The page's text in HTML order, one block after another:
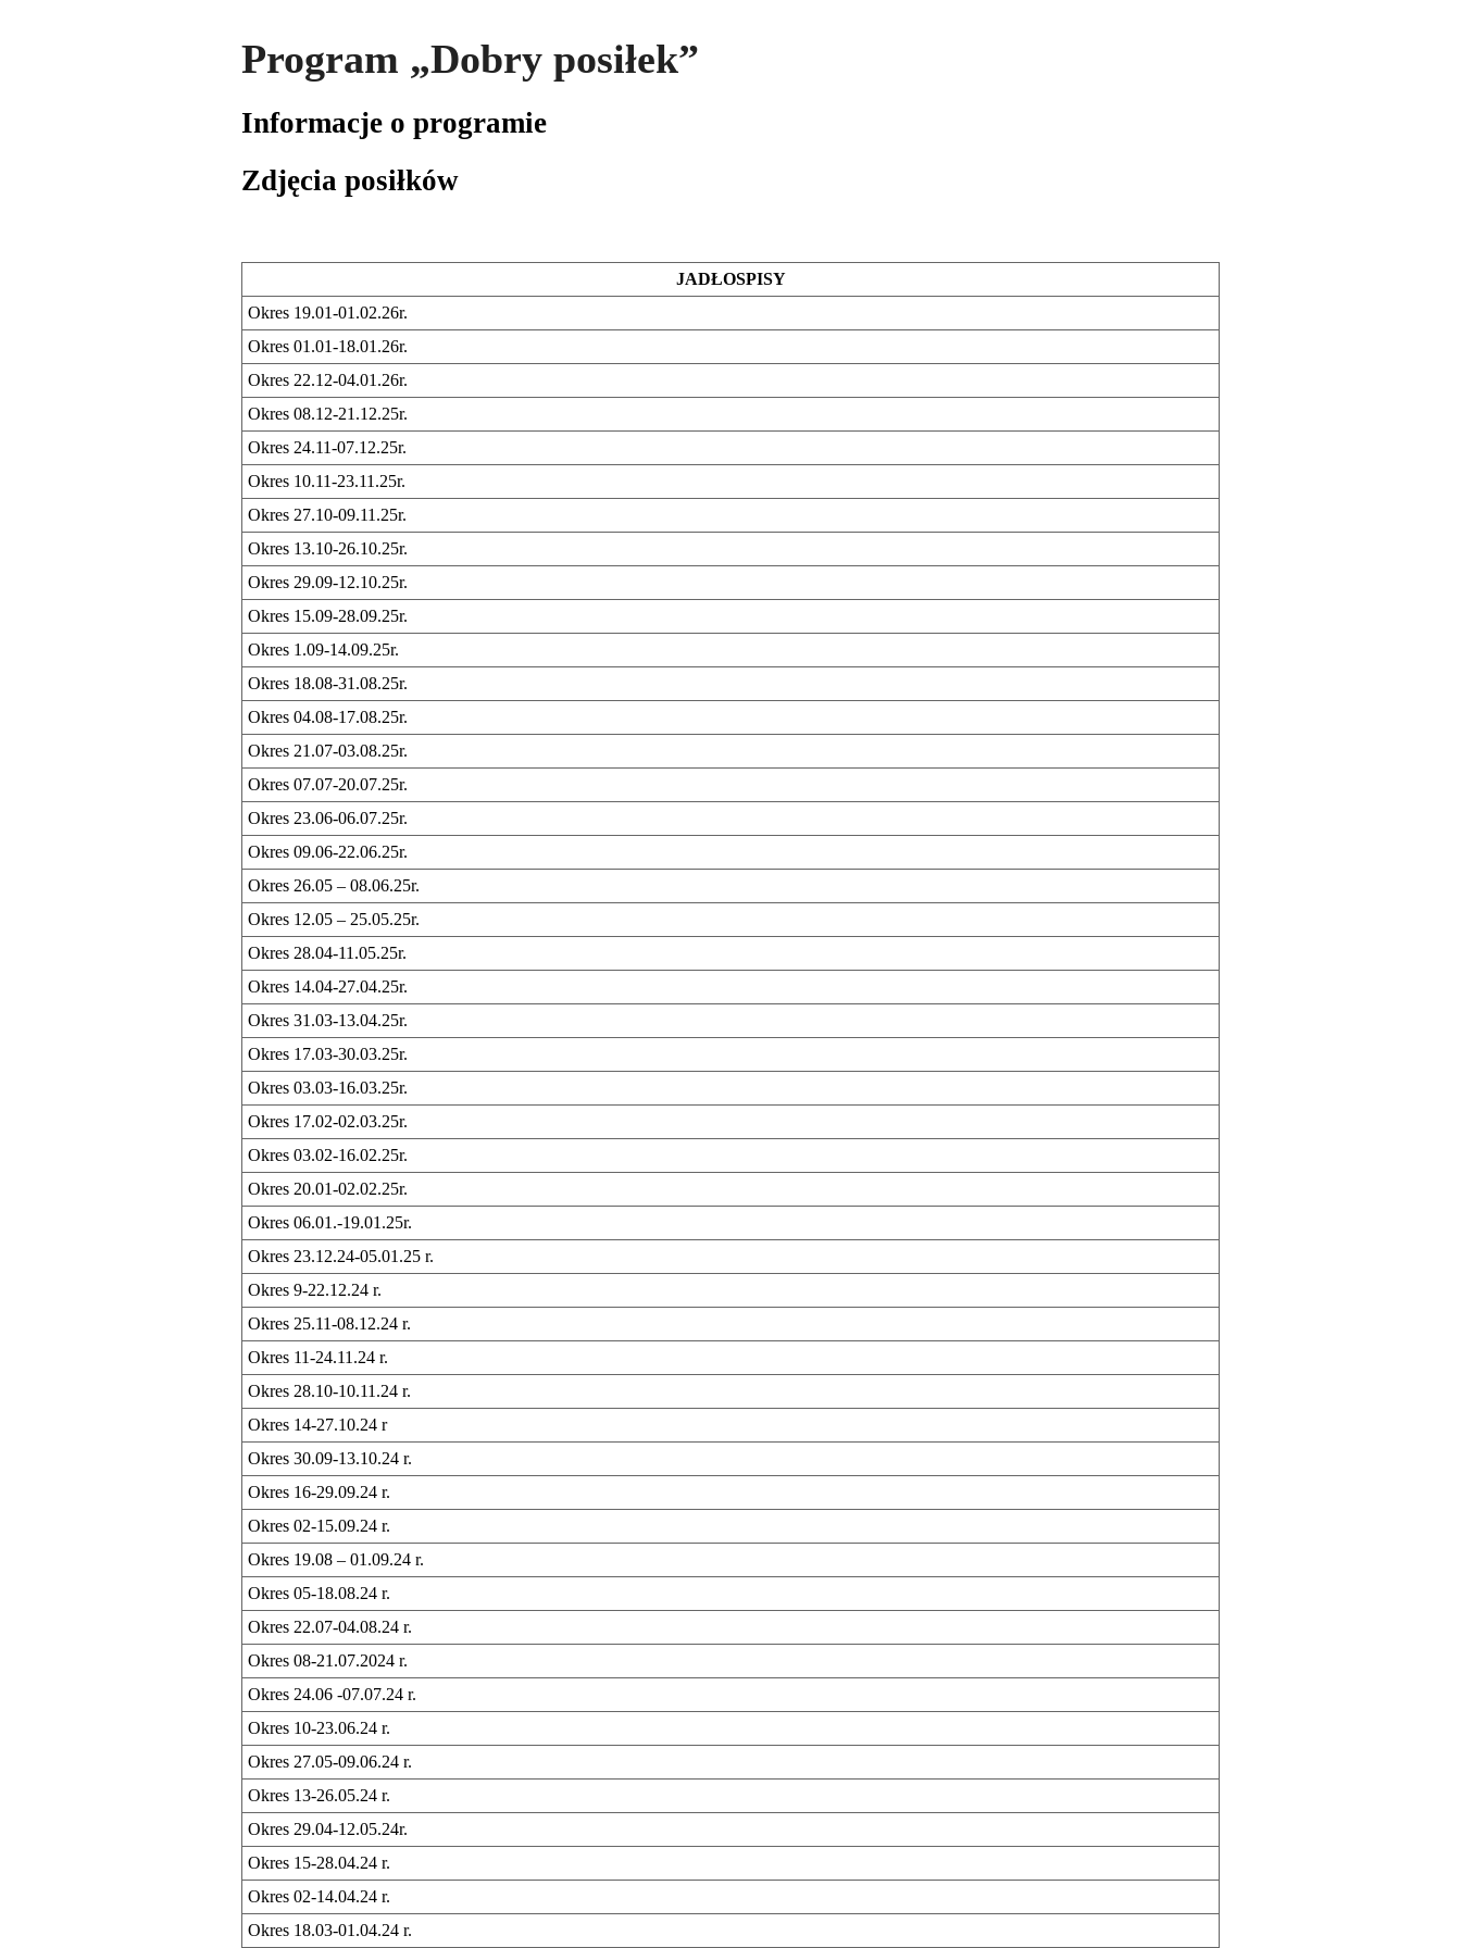
Program „Dobry posiłek”
Informacje o programie
Zdjęcia posiłków
JADŁOSPISY
Okres 19.01-01.02.26r.
Okres 01.01-18.01.26r.
Okres 22.12-04.01.26r.
Okres 08.12-21.12.25r.
Okres 24.11-07.12.25r.
Okres 10.11-23.11.25r.
Okres 27.10-09.11.25r.
Okres 13.10-26.10.25r.
Okres 29.09-12.10.25r.
Okres 15.09-28.09.25r.
Okres 1.09-14.09.25r.
Okres 18.08-31.08.25r.
Okres 04.08-17.08.25r.
Okres 21.07-03.08.25r.
Okres 07.07-20.07.25r.
Okres 23.06-06.07.25r.
Okres 09.06-22.06.25r.
Okres 26.05 – 08.06.25r.
Okres 12.05 – 25.05.25r.
Okres 28.04-11.05.25r.
Okres 14.04-27.04.25r.
Okres 31.03-13.04.25r.
Okres 17.03-30.03.25r.
Okres 03.03-16.03.25r.
Okres 17.02-02.03.25r.
Okres 03.02-16.02.25r.
Okres 20.01-02.02.25r.
Okres 06.01.-19.01.25r.
Okres 23.12.24-05.01.25 r.
Okres 9-22.12.24 r.
Okres 25.11-08.12.24 r.
Okres 11-24.11.24 r.
Okres 28.10-10.11.24 r.
Okres 14-27.10.24 r
Okres 30.09-13.10.24 r.
Okres 16-29.09.24 r.
Okres 02-15.09.24 r.
Okres 19.08 – 01.09.24 r.
Okres 05-18.08.24 r.
Okres 22.07-04.08.24 r.
Okres 08-21.07.2024 r.
Okres 24.06 -07.07.24 r.
Okres 10-23.06.24 r.
Okres 27.05-09.06.24 r.
Okres 13-26.05.24 r.
Okres 29.04-12.05.24r.
Okres 15-28.04.24 r.
Okres 02-14.04.24 r.
Okres 18.03-01.04.24 r.